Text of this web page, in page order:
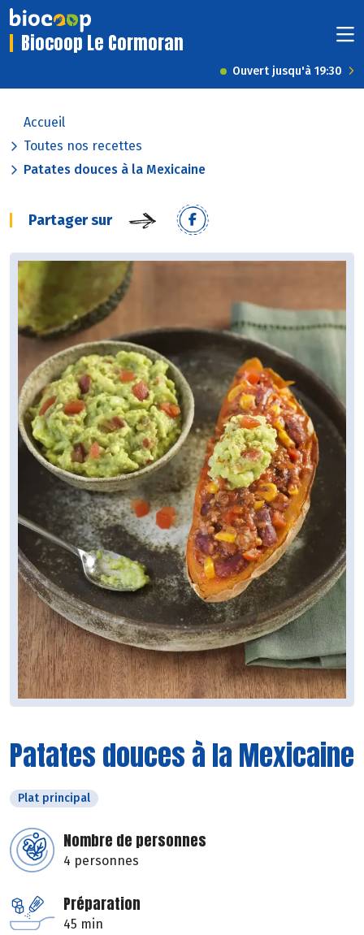
Biocoop Le Cormoran
Ouvert jusqu'à 19:30
Accueil
Toutes nos recettes
Patates douces à la Mexicaine
Partager sur
Patates douces à la Mexicaine
Plat principal
Nombre de personnes
4 personnes
Préparation
45 min